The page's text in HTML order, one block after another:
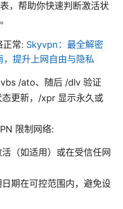
，帮助你快速判断激活状
正常: Skyvpn：最全解密
提升上网自由与隐私
/ato、随后 /dlv 验证
更新，/xpr 显示永久或
限制网络:
（如适用）或在受信任网
期在可控范围内，避免设